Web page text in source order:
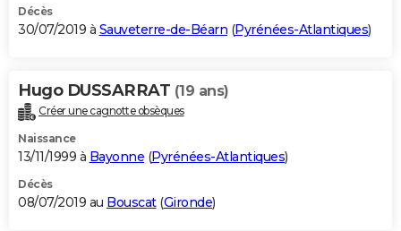
Décès
30/07/2019 à Sauveterre-de-Béarn (Pyrénées-Atlantiques)
Hugo DUSSARRAT (19 ans)
Créer une cagnotte obsèques
Naissance
13/11/1999 à Bayonne (Pyrénées-Atlantiques)
Décès
08/07/2019 au Bouscat(Gironde)